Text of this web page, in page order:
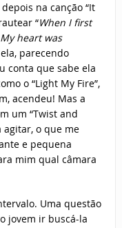
depois na canção “It
“When I first
heart was
parecendo
conta que sabe ela
o “Light My Fire”,
acendeu! Mas a
um “Twist and
agitar, o que me
e pequena
mim qual câmara
Uma questão
jovem ir buscá-la